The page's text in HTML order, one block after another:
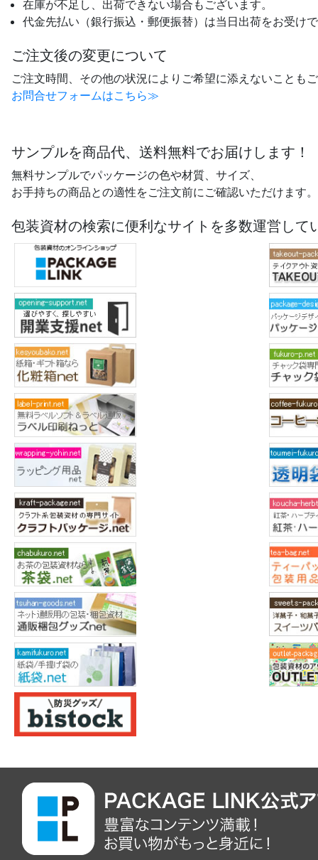
在庫が不足し、出荷できない場合もございます。
代金先払い（銀行振込・郵便振替）は当日出荷をお受け
ご注文後の変更について
ご注文時間、その他の状況によりご希望に添えないことも
お問合せフォームはこちら≫
サンプルを商品代、送料無料でお届けします！
無料サンプルでパッケージの色や材質、サイズ、
お手持ちの商品との適性をご注文前にご確認いただけます。
包装資材の検索に便利なサイトを多数運営して